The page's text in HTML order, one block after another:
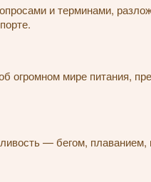
и терминами,
огромном мире питания,
— бегом,